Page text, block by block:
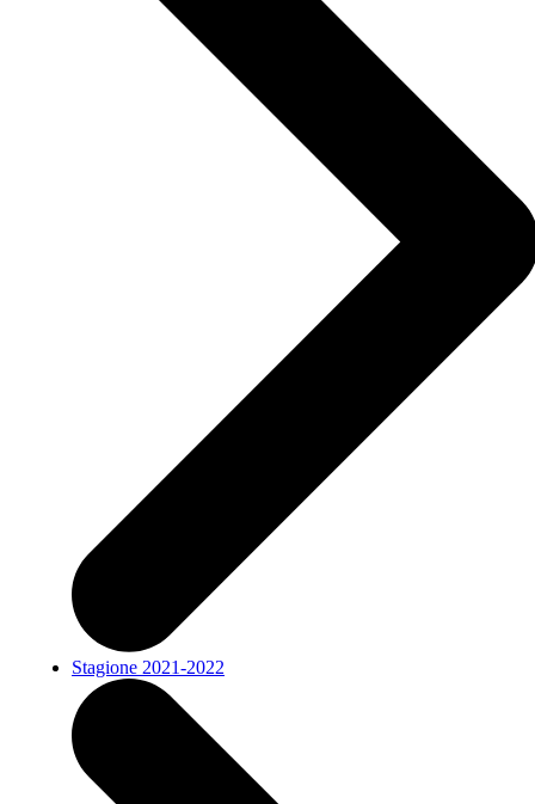
Stagione 2021-2022